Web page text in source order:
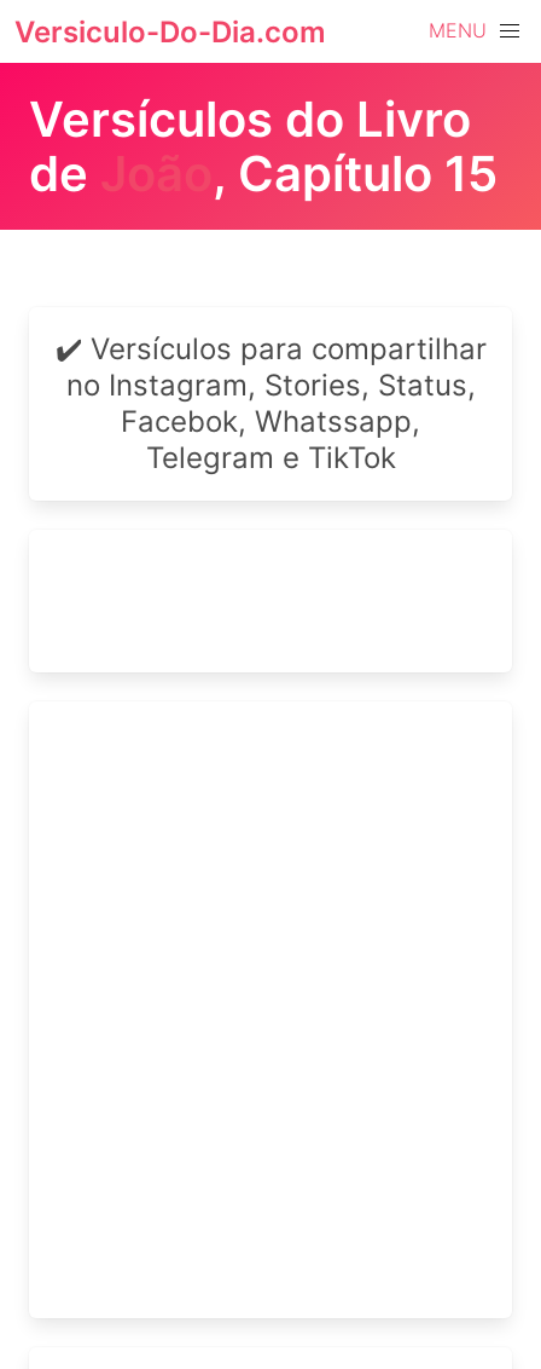
Versiculo-Do-Dia.com MENU
Versículos do Livro
de João, Capítulo 15
✔️ Versículos para compartilhar
no Instagram, Stories, Status,
Facebok, Whatssapp,
Telegram e TikTok